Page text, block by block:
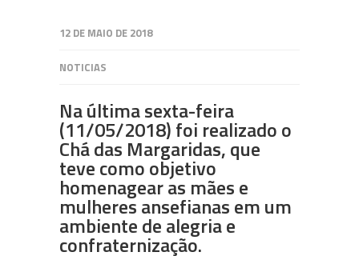
12 DE MAIO DE 2018
NOTICIAS
Na última sexta-feira
(11/05/2018) foi realizado o
Chá das Margaridas, que
teve como objetivo
homenagear as mães e
mulheres ansefianas em um
ambiente de alegria e
confraternização.